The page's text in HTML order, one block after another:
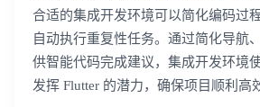
合适的集成开发环境可以简化编码过
自动执行重复性任务。通过简化导航
供智能代码完成建议，集成开发环境
发挥 Flutter 的潜力，确保项目顺利高